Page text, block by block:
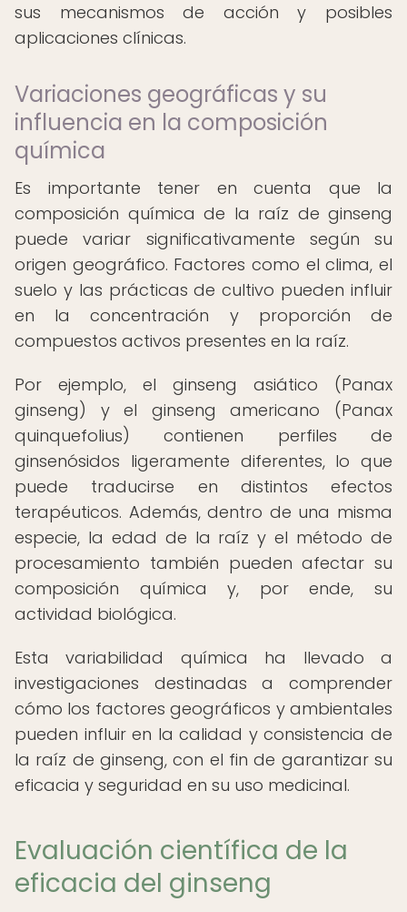
sus mecanismos de acción y posibles
aplicaciones clínicas.
Variaciones geográficas y su
influencia en la composición
química
Es importante tener en cuenta que la
composición química de la raíz de ginseng
puede variar significativamente según su
origen geográfico. Factores como el clima, el
suelo y las prácticas de cultivo pueden influir
en la concentración y proporción de
compuestos activos presentes en la raíz.
Por ejemplo, el ginseng asiático (Panax
ginseng) y el ginseng americano (Panax
quinquefolius) contienen perfiles de
ginsenósidos ligeramente diferentes, lo que
puede traducirse en distintos efectos
terapéuticos. Además, dentro de una misma
especie, la edad de la raíz y el método de
procesamiento también pueden afectar su
composición química y, por ende, su
actividad biológica.
Esta variabilidad química ha llevado a
investigaciones destinadas a comprender
cómo los factores geográficos y ambientales
pueden influir en la calidad y consistencia de
la raíz de ginseng, con el fin de garantizar su
eficacia y seguridad en su uso medicinal.
Evaluación científica de la
eficacia del ginseng